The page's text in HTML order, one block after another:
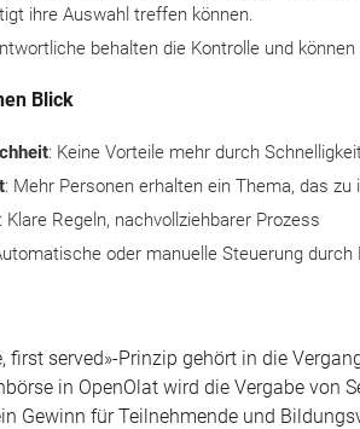
ihre Auswahl treffen können.
behalten die Kontrolle und
Blick
: Keine Vorteile mehr durch
: Mehr Personen erhalten ein Thema, das
: Klare Regeln, nachvollziehbarer Prozess
oder manuelle Steuerung
first served»-Prinzip gehört in die
in OpenOlat wird die Vergabe von
Gewinn für Teilnehmende und